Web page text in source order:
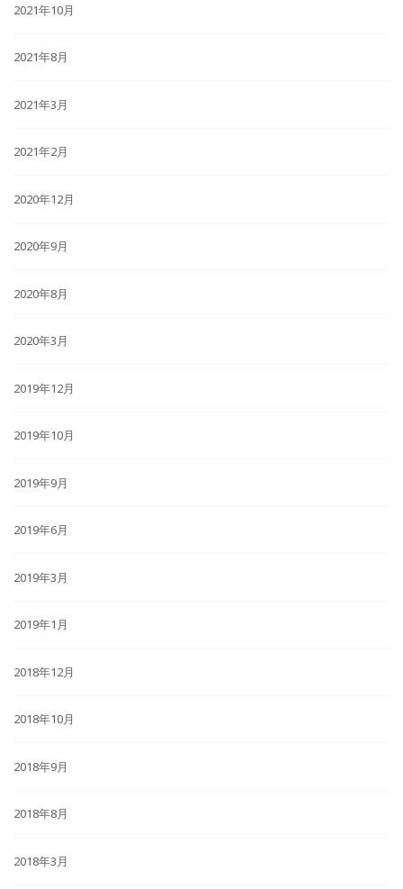
2021年10月
2021年8月
2021年3月
2021年2月
2020年12月
2020年9月
2020年8月
2020年3月
2019年12月
2019年10月
2019年9月
2019年6月
2019年3月
2019年1月
2018年12月
2018年10月
2018年9月
2018年8月
2018年3月